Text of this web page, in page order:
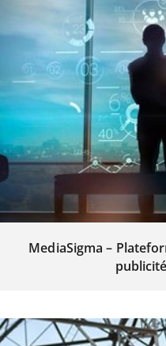
MediaSigma –